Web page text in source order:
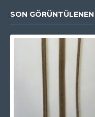
SON GÖRÜNTÜLENEN